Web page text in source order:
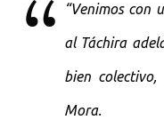
“Venimos con
al Táchira
bien
Mora.